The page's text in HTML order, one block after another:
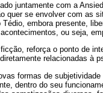
juntamente com a
quer se envolver com as
embora presente,
ou seja,
reforça o ponto de
relacionadas à
formas de
dentro do seu